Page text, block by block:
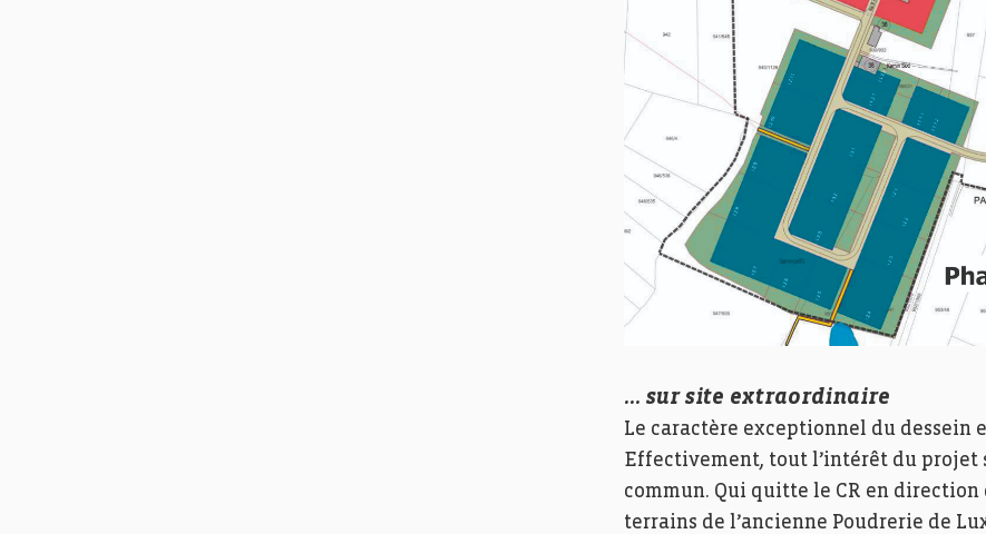
… sur site extraordinaire
Le caractère exceptionnel du dessein
Effectivement, tout l’intérêt du projet
commun. Qui quitte le CR en
terrains de l’ancienne Poudrerie de